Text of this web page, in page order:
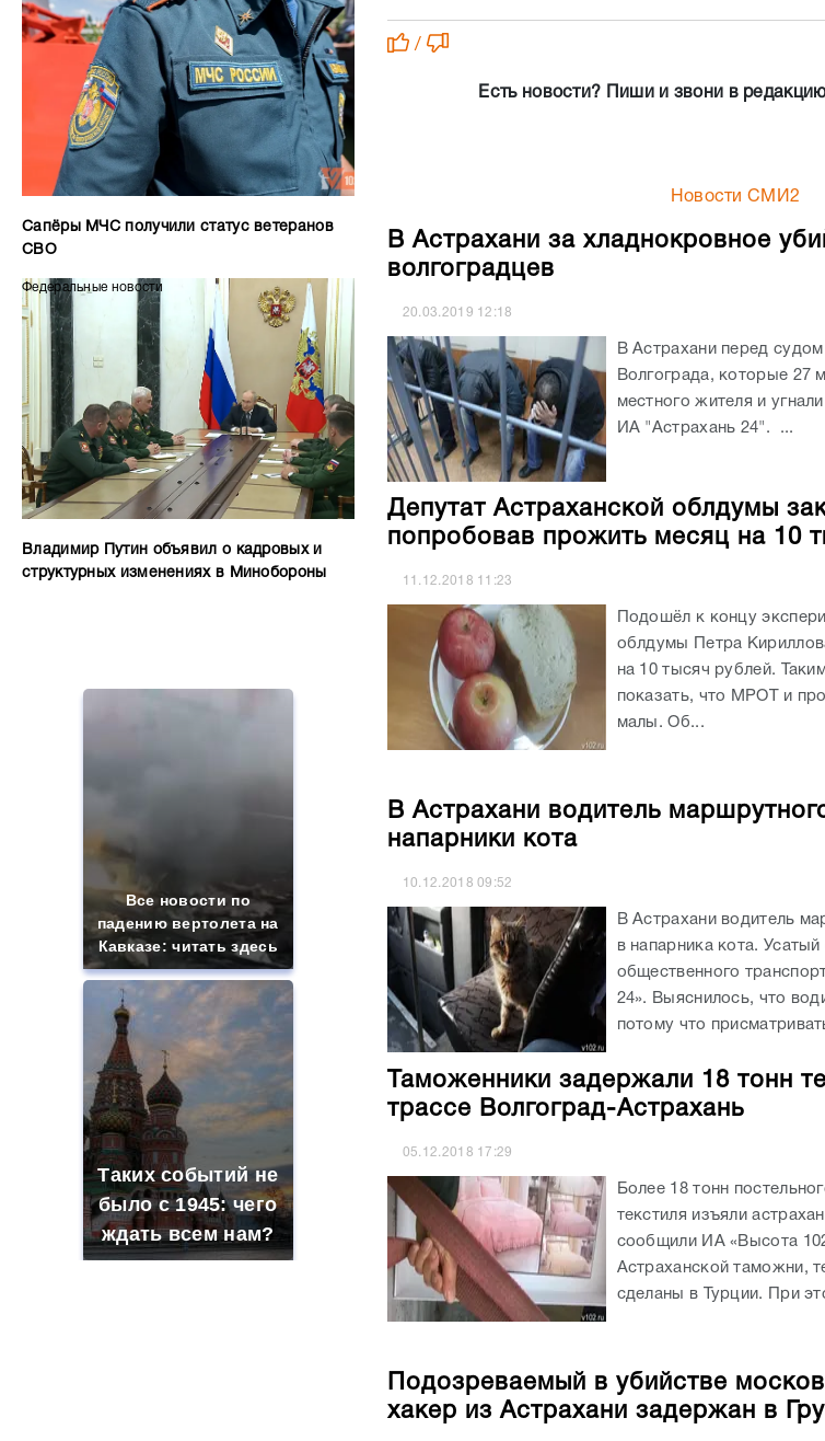
Сапёры МЧС получили статус ветеранов
СВО
Федеральные новости
Владимир Путин объявил о кадровых и
структурных изменениях в Минобороны
Все новости по
падению вертолета на
Кавказе: читать здесь
Таких событий не
было с 1945: чего
ждать всем нам?
/
Есть новости? Пиши и звони в
Новости СМИ2
В Астрахани за хладнокровное
волгоградцев
20.03.2019 12:18
В Астрахани перед
Волгограда, которые 27
местного жителя и
ИА "Астрахань 24". ...
Депутат Астраханской облдумы
попробовав прожить месяц на 10
11.12.2018 11:23
Подошёл к концу
облдумы Петра
на 10 тысяч рублей.
показать, что МРОТ и
малы. Об...
В Астрахани водитель
напарники кота
10.12.201809:52
В Астрахани водитель
в напарника кота.
общественного
24». Выяснилось, что
потому что
Таможенники задержали 18 тонн
трассе Волгоград-Астрахань
05.12.2018 17:29
Более 18 тонн
текстиля изъяли
сообщили ИА «Высота
Астраханской таможни,
сделаны в Турции. При
Подозреваемый в убийстве
хакер из Астрахани задержан в